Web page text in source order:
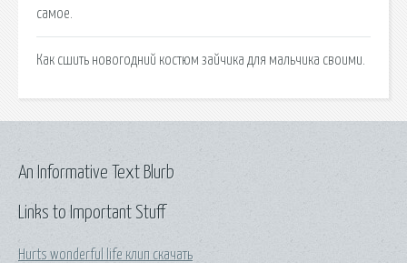
самое.
Как сшить новогодний костюм зайчика для мальчика своими.
Links to Important Stuff
Hurts wonderful life клип скачать
An Informative Text Blurb